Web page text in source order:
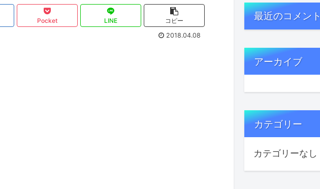
Pocket LINE
コピー
2018.04.08
最近のコメント
アーカイブ
カテゴリー
カテゴリーなし